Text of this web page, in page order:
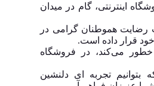
اینترنتی، گام در میدان
رضایت هموطنان گرامی در
قرار داده است.
می‌کند، در فروشگاه
بتوانیم تجربه ای دلنشین